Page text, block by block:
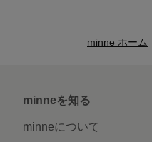
minne ホーム
minneを知る
minneについて